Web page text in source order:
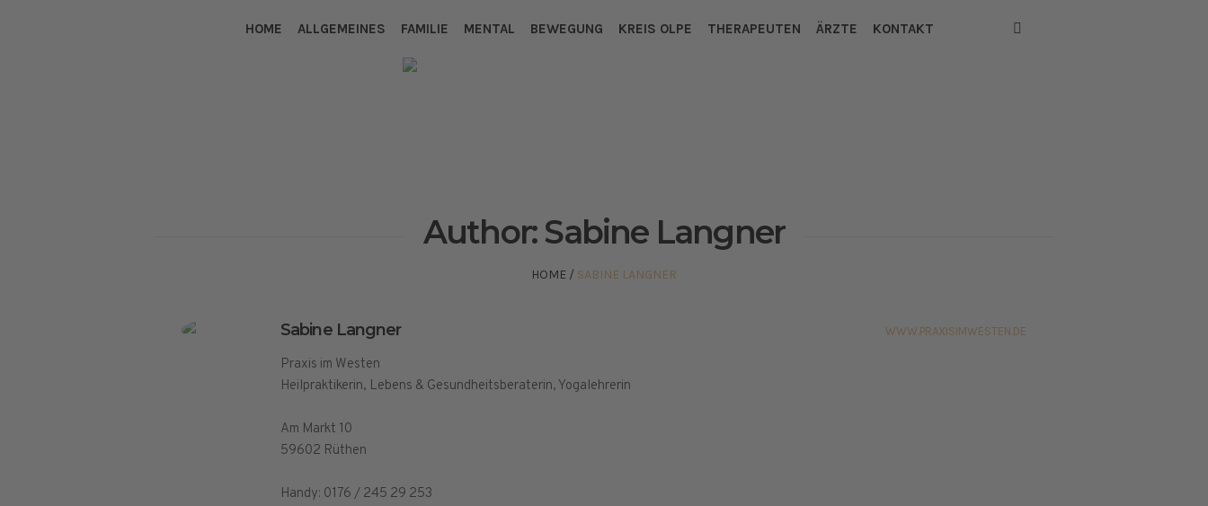
HOME ALLGEMEINES FAMILIE MENTAL BEWEGUNG KREIS OLPE THERAPEUTEN ÄRZTE KONTAKT
Author:Sabine Langner
HOME / SABINE LANGNER
WWW.PRAXISIMWESTEN.DE
Sabine Langner
Praxis im Westen
Heilpraktikerin, Lebens & Gesundheitsberaterin, Yogalehrerin
Am Markt 10
59602 Rüthen
Handy: 0176 / 245 29 253